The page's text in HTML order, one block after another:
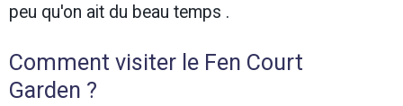
peu qu'on ait du beau temps .
Comment visiter le Fen Court
Garden ?